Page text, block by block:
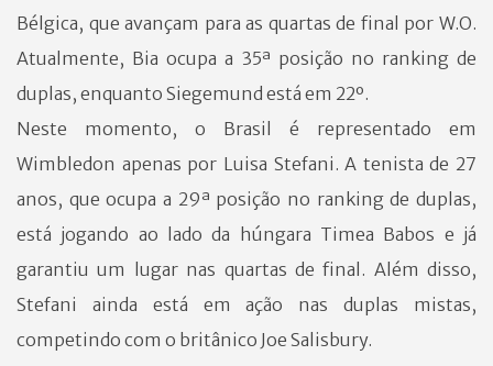
Bélgica, que avançam para as quartas de final por W.O.
Atualmente, Bia ocupa a 35ª posição no ranking de
duplas, enquanto Siegemund está em 22º.
Neste momento, o Brasil é representado em
Wimbledon apenas por Luisa Stefani. A tenista de 27
anos, que ocupa a 29ª posição no ranking de duplas,
está jogando ao lado da húngara Timea Babos e já
garantiu um lugar nas quartas de final. Além disso,
Stefani ainda está em ação nas duplas mistas,
competindo com o britânico Joe Salisbury.